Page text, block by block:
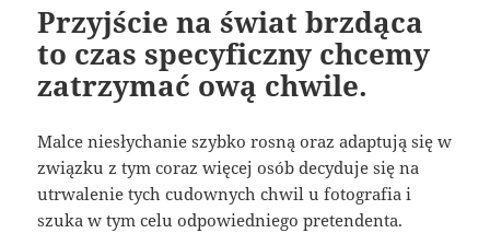
Przyjście na świat brzdąca
to czas specyficzny chcemy
zatrzymać ową chwile.
Malce niesłychanie szybko rosną oraz adaptują się w
związku z tym coraz więcej osób decyduje się na
utrwalenie tych cudownych chwil u fotografia i
szuka w tym celu odpowiedniego pretendenta.